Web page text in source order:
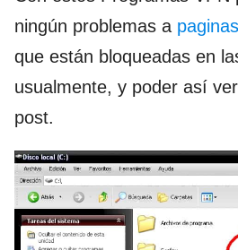
ningún problemas a
que están bloqueadas en
usualmente, y poder así
post.